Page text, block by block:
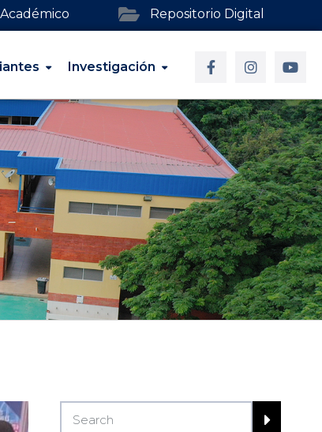
Repositorio Digital
Investigación